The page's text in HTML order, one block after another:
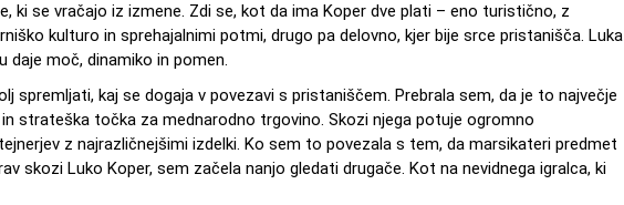
ki se vračajo iz izmene. Zdi se, kot da ima Koper dve plati – eno turistično, z
kulturo in sprehajalnimi potmi, drugo pa delovno, kjer bije srce pristanišča. Luka
daje moč, dinamiko in pomen.
spremljati, kaj se dogaja v povezavi s pristaniščem. Prebrala sem, da je to največje
strateška točka za mednarodno trgovino. Skozi njega potuje ogromno
z najrazličnejšimi izdelki. Ko sem to povezala s tem, da marsikateri predmet
skozi Luko Koper, sem začela nanjo gledati drugače. Kot na nevidnega igralca, ki